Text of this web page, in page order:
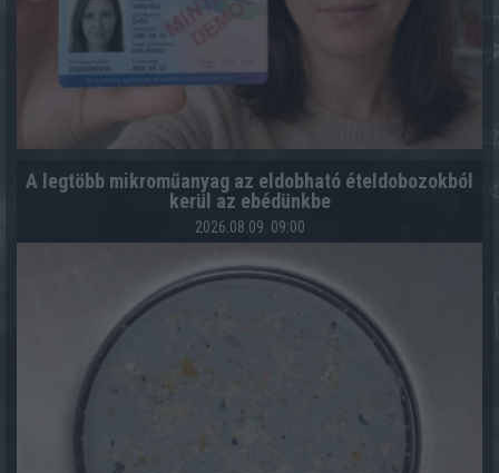
A legtöbb mikroműanyag az eldobható ételdobozokból
kerül az ebédünkbe
2026.08.09. 09:00